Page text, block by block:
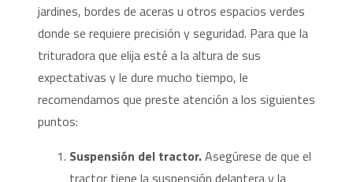
jardines, bordes de aceras u otros espacios verdes
donde se requiere precisión y seguridad. Para que la
trituradora que elija esté a la altura de sus
expectativas y le dure mucho tiempo, le
recomendamos que preste atención a los siguientes
puntos:
Suspensión del tractor.Asegúrese de que el